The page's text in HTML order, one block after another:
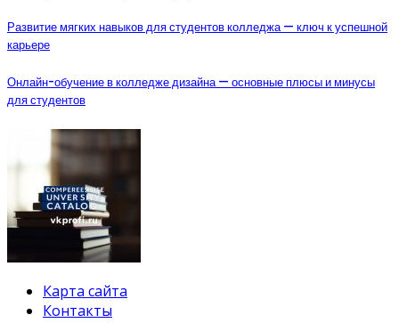
Развитие мягких навыков для студентов колледжа — ключ к успешной
карьере
Онлайн-обучение в колледже дизайна — основные плюсы и минусы
для студентов
Карта сайта
Контакты